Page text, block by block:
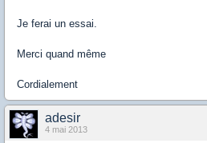
Je ferai un essai.
Merci quand même
Cordialement
adesir
4 mai 2013